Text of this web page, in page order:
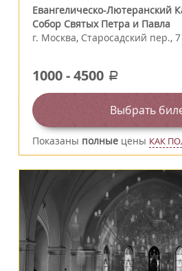
Евангелическо-Лютеранский
Собор Святых Петра и Павла
г. Москва, Старосадский пер., 7
1000-4500 a
Выбрать
Показаны полные цены КАК